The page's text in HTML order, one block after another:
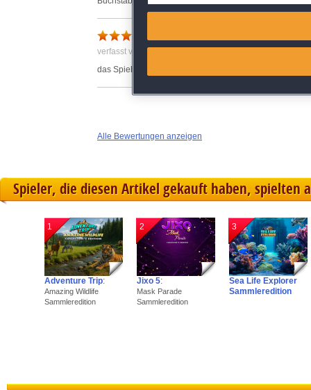
Super
verfasst von Anonym am 14.01.2022 um 17:07
das Spiel ist genial süchtig machen man kann die Zeit
Alle Bewertungen anzeigen
Spieler, die diesen Artikel gekauft haben, spielten
1
Adventure Trip:
Amazing Wildlife
Sammleredition
2
Jixo 5:
Mask Parade
Sammleredition
3
Sea Life Explorer
Sammleredition